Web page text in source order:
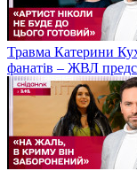
Травма Катерини
фанатів – ЖВЛ